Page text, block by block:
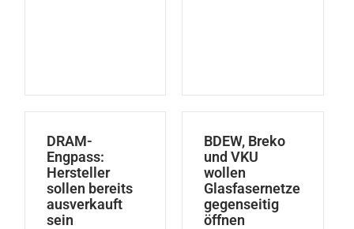
DRAM-
Engpass:
Hersteller
sollen bereits
ausverkauft
sein
BDEW, Breko
und VKU
wollen
Glasfasernetze
gegenseitig
öffnen